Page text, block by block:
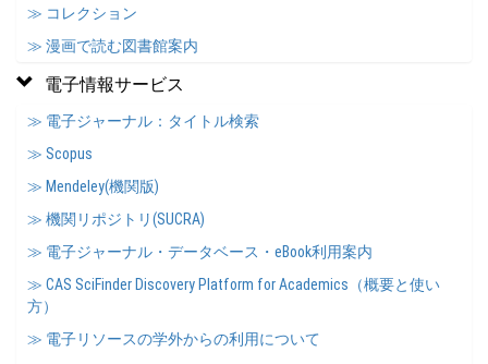
≫ コレクション
≫ 漫画で読む図書館案内
電子情報サービス
≫ 電子ジャーナル：タイトル検索
≫ Scopus
≫ Mendeley(機関版)
≫ 機関リポジトリ(SUCRA)
≫ 電子ジャーナル・データベース・eBook利用案内
≫ CAS SciFinder Discovery Platform for Academics（概要と使い
方）
≫ 電子リソースの学外からの利用について